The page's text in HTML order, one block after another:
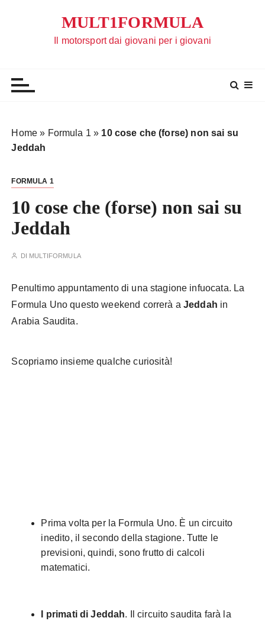
MULT1FORMULA
Il motorsport dai giovani per i giovani
Home » Formula 1 » 10 cose che (forse) non sai su
Jeddah
FORMULA 1
10 cose che (forse) non sai su
Jeddah
DI MULTIFORMULA
Penultimo appuntamento di una stagione infuocata. La
Formula Uno questo weekend correrà aJeddah in
Arabia Saudita.
Scopriamo insieme qualche curiosità!
Prima volta per la Formula Uno. È un circuito
inedito, il secondo della stagione. Tutte le
previsioni, quindi, sono frutto di calcoli
matematici.
I primati di Jeddah. Il circuito saudita farà la